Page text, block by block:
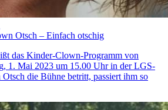
Otsch – Einfach otschig
das Kinder-Clown-Programm von
1. Mai 2023 um 15.00 Uhr in der LGS-
die Bühne betritt, passiert ihm so